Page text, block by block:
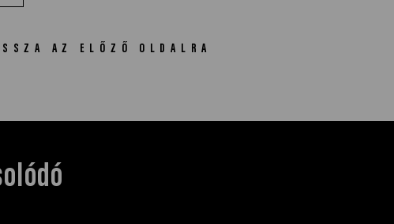
AZ ELŐZŐ OLDALRA